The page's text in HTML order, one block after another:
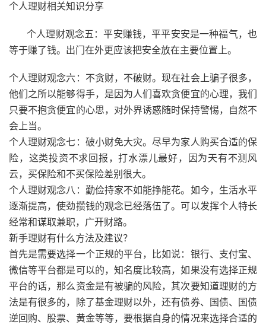
个人理财相关知识分享
个人理财观念五：平安赚钱，平平安安是一种福气，也
等于赚了钱。出门在外更应该把安全放在主要位置上。
个人理财观念六：不贪财，不破财。现在社会上骗子很多，
他们之所以能够得手，是因为人们喜欢贪便宜的心理，我们
只要不抱贪便宜的心思，对外界诱惑随时保持警惕，自然不
会上当。
个人理财观念七：破小财免大灾。尽早为家人购买合适的保
险，这类投资不求回报，打水漂儿最好，因为天有不测风
云，买保险和不买保险差别很大。
个人理财观念八：勤俭持家不如能挣能花。如今，生活水平
逐渐提高，使劲攒钱的观念已经落伍了。可以发挥个人特长
经常和谋取兼职，广开财路。
新手理财有什么方法及建议？
首先是需要选择一个正规的平台，比如说：银行、支付宝、
微信等平台都是可以的，知名度比较高，如果没有选择正规
平台的话，那么资金是有被骗的风险，其次要知道理财的方
法是有很多的，除了基金理财以外，还有债券、国债、国债
逆回购、股票、黄金等等，要根据自身的情况来选择合适的